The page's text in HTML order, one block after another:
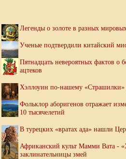
Легенды о золоте в разных
Ученые подтвердили китайский
Пятнадцать невероятных фактов о
ацтеков
Хэллоуин по-нашему «Страшилки»
Фольклор аборигенов отражает
10 тысячелетий
В турецких «вратах ада» нашли
Африканский культ Мамми Вата -
заклинательницы змей